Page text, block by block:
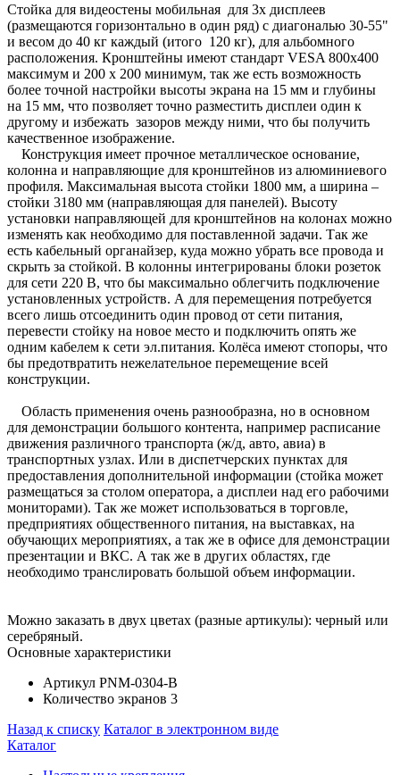
Стойка для видеостены мобильная для 3х дисплеев
(размещаются горизонтально в один ряд) с диагональю 30-55"
и весом до 40 кг каждый (итого 120 кг), для альбомного
расположения. Кронштейны имеют стандарт VESA 800x400
максимум и 200 х 200 минимум, так же есть возможность
более точной настройки высоты экрана на 15 мм и глубины
на 15 мм, что позволяет точно разместить дисплеи один к
другому и избежать зазоров между ними, что бы получить
качественное изображение.
Конструкция имеет прочное металлическое основание,
колонна и направляющие для кронштейнов из алюминиевого
профиля. Максимальная высота стойки 1800 мм, а ширина –
стойки 3180 мм (направляющая для панелей). Высоту
установки направляющей для кронштейнов на колонах можно
изменять как необходимо для поставленной задачи. Так же
есть кабельный органайзер, куда можно убрать все провода и
скрыть за стойкой. В колонны интегрированы блоки розеток
для сети 220 В, что бы максимально облегчить подключение
установленных устройств. А для перемещения потребуется
всего лишь отсоединить один провод от сети питания,
перевести стойку на новое место и подключить опять же
одним кабелем к сети эл.питания. Колёса имеют стопоры, что
бы предотвратить нежелательное перемещение всей
конструкции.
Область применения очень разнообразна, но в основном
для демонстрации большого контента, например расписание
движения различного транспорта (ж/д, авто, авиа) в
транспортных узлах. Или в диспетчерских пунктах для
предоставления дополнительной информации (стойка может
размещаться за столом оператора, а дисплеи над его рабочими
мониторами). Так же может использоваться в торговле,
предприятиях общественного питания, на выставках, на
обучающих мероприятиях, а так же в офисе для демонстрации
презентации и ВКС. А так же в других областях, где
необходимо транслировать большой объем информации.
Можно заказать в двух цветах (разные артикулы): черный или
серебряный.
Основные характеристики
Артикул PNM-0304-B
Количество экранов 3
Назад к списку Каталог в электронном виде
Каталог